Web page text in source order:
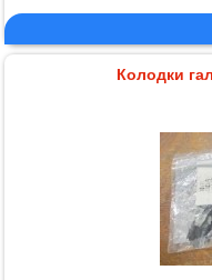
Колодки